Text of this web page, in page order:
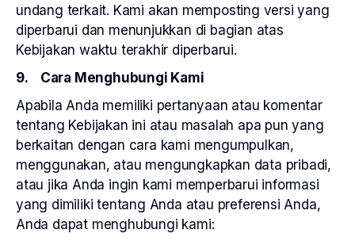
undang terkait. Kami akan memposting versi yang
diperbarui dan menunjukkan di bagian atas
Kebijakan waktu terakhir diperbarui.
9. Cara Menghubungi Kami
Apabila Anda memiliki pertanyaan atau komentar
tentang Kebijakan ini atau masalah apa pun yang
berkaitan dengan cara kami mengumpulkan,
menggunakan, atau mengungkapkan data pribadi,
atau jika Anda ingin kami memperbarui informasi
yang dimiliki tentang Anda atau preferensi Anda,
Anda dapat menghubungi kami: